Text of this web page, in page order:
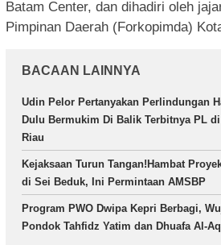
Batam Center, dan dihadiri oleh
Pimpinan Daerah (Forkopimda)
BACAAN LAINNYA
Udin Pelor Pertanyakan Perlindungan
Dulu Bermukim Di Balik Terbitnya PL
Riau
Kejaksaan Turun Tangan!Hambat
di Sei Beduk, Ini Permintaan AMSBP
Program PWO Dwipa Kepri Berbagi,
Pondok Tahfidz Yatim dan Dhuafa Al-